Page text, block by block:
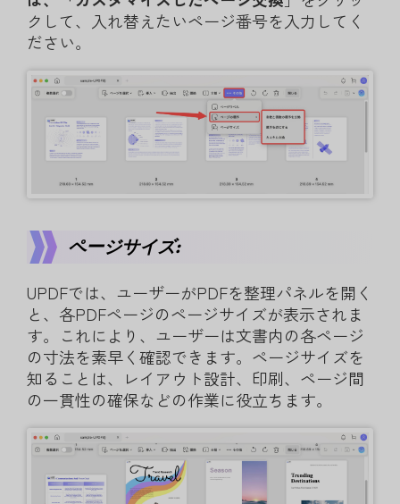
クして、入れ替えたいページ番号を入力してく
ださい。
ページサイズ:
UPDFでは、ユーザーがPDFを整理パネルを開く
と、各PDFページのページサイズが表示されま
す。これにより、ユーザーは文書内の各ページ
の寸法を素早く確認できます。ページサイズを
知ることは、レイアウト設計、印刷、ページ間
の一貫性の確保などの作業に役立ちます。